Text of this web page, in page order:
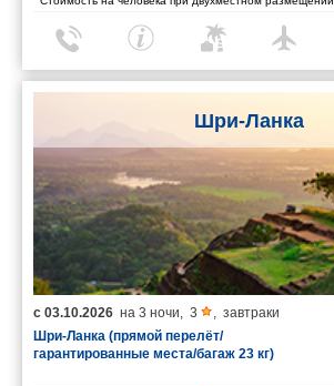
Шри-Ланка
с 03.10.2026 на 3 ночи, 3 , завтраки
Шри-Ланка (прямой перелёт/
гарантированные места/багаж 23 кг)